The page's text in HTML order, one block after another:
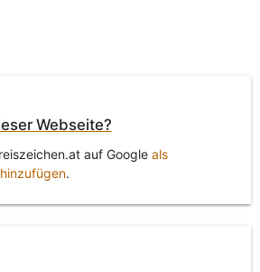
Webseite?
auf Google als
.